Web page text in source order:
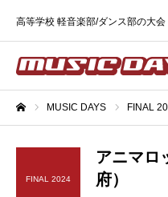
高等学校 軽音楽部/ダンス部の大会
MUSIC DAYS FINAL
FINAL 2024
アニマロ
府）